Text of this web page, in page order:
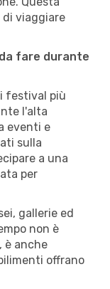
viaggiare
fare durante
festival più
l'alta
eventi e
sulla
a una
per
gallerie ed
non è
è anche
offrano